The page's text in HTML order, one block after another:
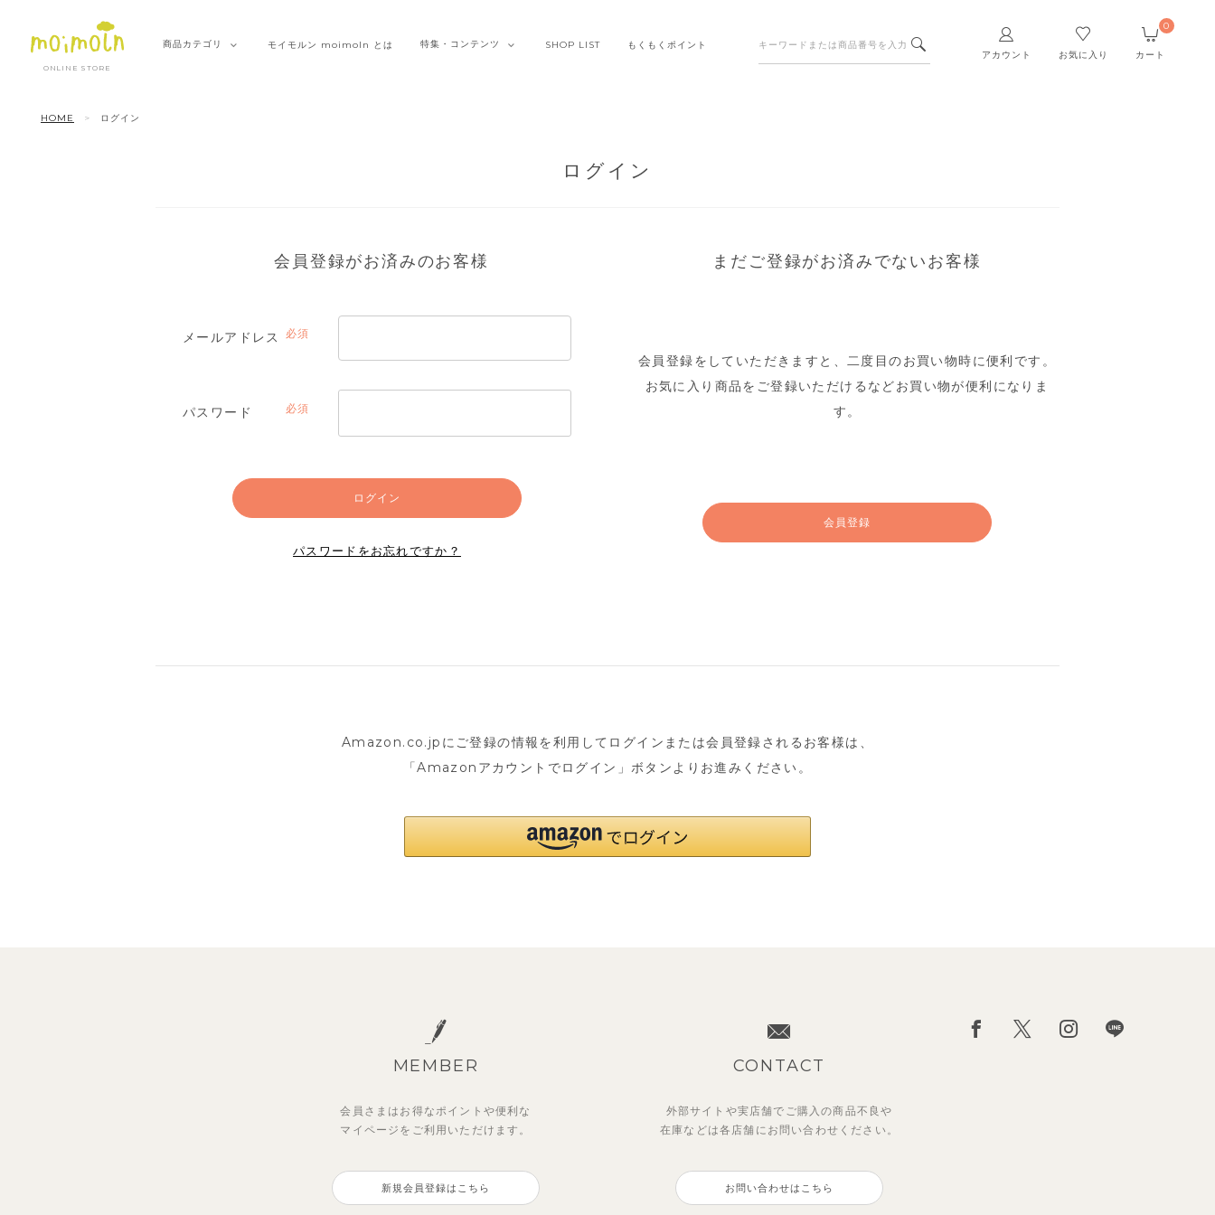
ONLINE STORE
アカウント お気に入り カート
0
商品カテゴリ モイモルン moimoln とは 特集・ コンテンツ SHOP LIST もくもくポイント
HOME ログイン
ログイン
会員登録がお済みのお客様
メールアドレス
パスワード
ログイン
パスワードをお忘れですか？
まだご登録がお済みでないお客様
会員登録をしていただきますと、二度目のお買い物時に便利です。
お気に入り商品をご登録いただけるなどお買い物が便利になりま
す。
会員登録
Amazon.co.jpにご登録の情報を利用してログインまたは会員登録されるお客様は、
「Amazonアカウントでログイン」ボタンよりお進みください。
MEMBER
会員さまはお得なポイントや便利な
マイページを ご利用いただけます。
新規会員登録はこちら
CONTACT
外部サイトや実店舗でご購入の商品不良や
在庫などは各店舗に お問い合わせください。
お問い合わせはこちら